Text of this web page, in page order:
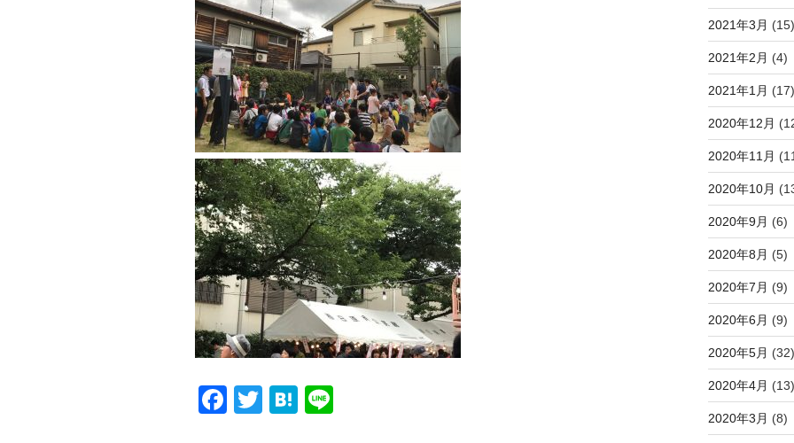
F
T
H
2021年3月 (15)
2021年2月 (4)
2021年1月 (17)
2020年12月
2020年11月
2020年10月
2020年9月 (6)
2020年8月 (5)
2020年7月 (9)
2020年6月 (9)
2020年5月 (32)
2020年4月 (13)
2020年3月 (8)